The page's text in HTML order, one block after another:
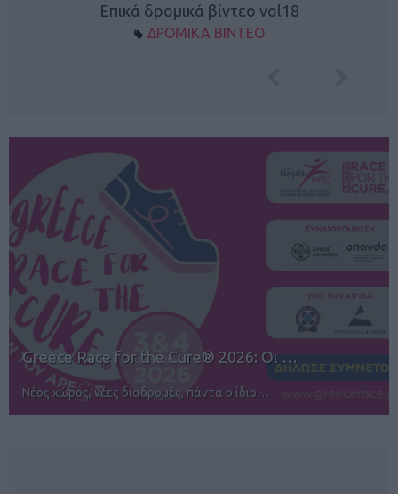
Επικά δρομικά βίντεο vol18
ΔΡΟΜΙΚΑ ΒΙΝΤΕΟ
12ος TUI Rhodes Marathon: Άνοιγμα ε…
Αγώνες για όλους στην Ρόδο